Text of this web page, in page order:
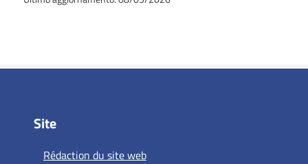
Site
Rédaction du site web